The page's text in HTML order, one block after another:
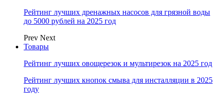
Рейтинг лучших дренажных насосов для грязной воды
до 5000 рублей на 2025 год
Prev Next
Товары
Рейтинг лучших овощерезок и мультирезок на 2025 год
Рейтинг лучших кнопок смыва для инсталляции в 2025
году